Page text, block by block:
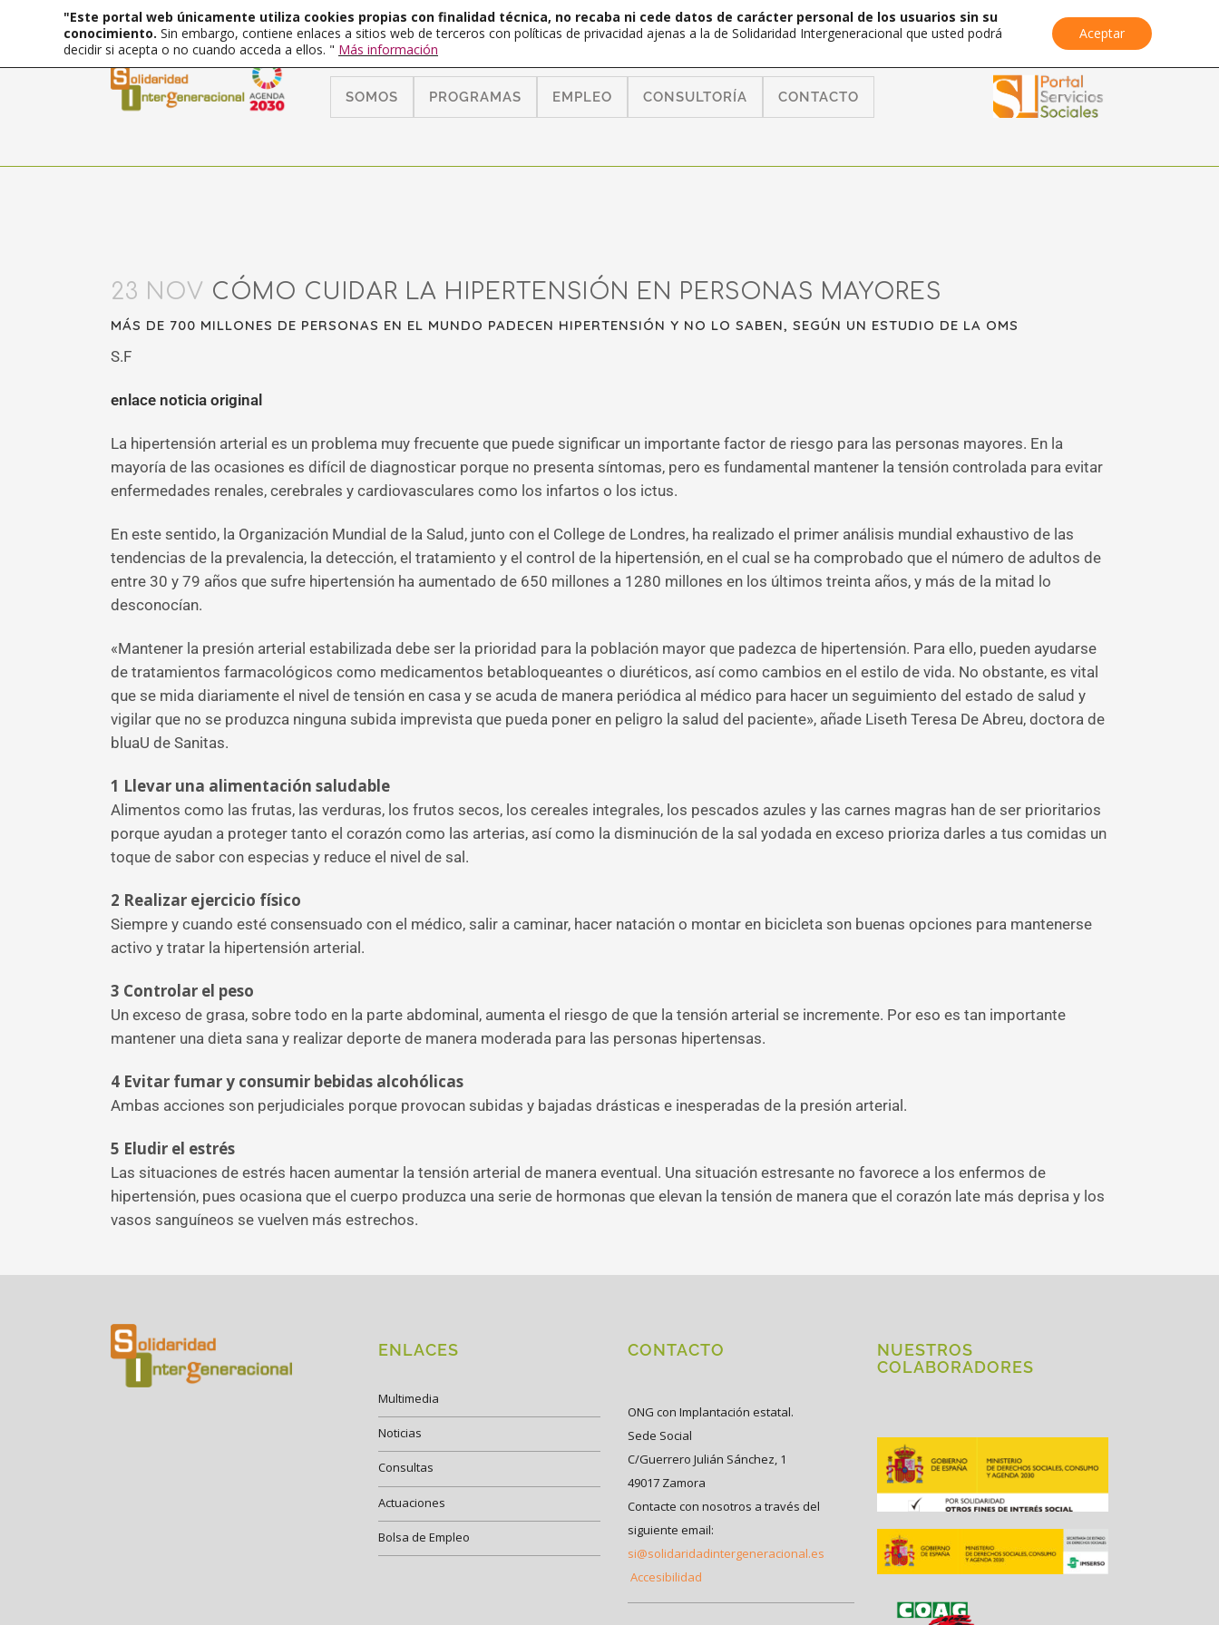
SOMOS PROGRAMAS EMPLEO CONSULTORÍA CONTACTO
23 NOV CÓMO CUIDAR LA HIPERTENSIÓN EN PERSONAS MAYORES
MÁS DE 700 MILLONES DE PERSONAS EN EL MUNDO PADECEN HIPERTENSIÓN Y NO LO SABEN, SEGÚN UN ESTUDIO DE LA OMS
S.F
enlace noticia original
La hipertensión arterial es un problema muy frecuente que puede significar un importante factor de riesgo para las personas mayores. En la
mayoría de las ocasiones es difícil de diagnosticar porque no presenta síntomas, pero es fundamental mantener la tensión controlada para evitar
enfermedades renales, cerebrales y cardiovasculares como los infartos o los ictus.
En este sentido, la Organización Mundial de la Salud, junto con el College de Londres, ha realizado el primer análisis mundial exhaustivo de las
tendencias de la prevalencia, la detección, el tratamiento y el control de la hipertensión, en el cual se ha comprobado que el número de adultos de
entre 30 y 79 años que sufre hipertensión ha aumentado de 650 millones a 1280 millones en los últimos treinta años, y más de la mitad lo
desconocían.
«Mantener la presión arterial estabilizada debe ser la prioridad para la población mayor que padezca de hipertensión. Para ello, pueden ayudarse
de tratamientos farmacológicos como medicamentos betabloqueantes o diuréticos, así como cambios en el estilo de vida. No obstante, es vital
que se mida diariamente el nivel de tensión en casa y se acuda de manera periódica al médico para hacer un seguimiento del estado de salud y
vigilar que no se produzca ninguna subida imprevista que pueda poner en peligro la salud del paciente», añade Liseth Teresa De Abreu, doctora de
bluaU de Sanitas.
1 Llevar una alimentación saludable
Alimentos como las frutas, las verduras, los frutos secos, los cereales integrales, los pescados azules y las carnes magras han de ser prioritarios
porque ayudan a proteger tanto el corazón como las arterias, así como la disminución de la sal yodada en exceso prioriza darles a tus comidas un
toque de sabor con especias y reduce el nivel de sal.
2 Realizar ejercicio físico
Siempre y cuando esté consensuado con el médico, salir a caminar, hacer natación o montar en bicicleta son buenas opciones para mantenerse
activo y tratar la hipertensión arterial.
3 Controlar el peso
Un exceso de grasa, sobre todo en la parte abdominal, aumenta el riesgo de que la tensión arterial se incremente. Por eso es tan importante
mantener una dieta sana y realizar deporte de manera moderada para las personas hipertensas.
4 Evitar fumar y consumir bebidas alcohólicas
Ambas acciones son perjudiciales porque provocan subidas y bajadas drásticas e inesperadas de la presión arterial.
5 Eludir el estrés
Las situaciones de estrés hacen aumentar la tensión arterial de manera eventual. Una situación estresante no favorece a los enfermos de
hipertensión, pues ocasiona que el cuerpo produzca una serie de hormonas que elevan la tensión de manera que el corazón late más deprisa y los
vasos sanguíneos se vuelven más estrechos.
ENLACES
Multimedia
Noticias
Consultas
Actuaciones
Bolsa de Empleo
CONTACTO
ONG con Implantación estatal.
Sede Social
C/Guerrero Julián Sánchez, 1
49017 Zamora
Contacte con nosotros a través del
siguiente email:
si@solidaridadintergeneracional.es
Accesibilidad
NUESTROS
COLABORADORES
"Este portal web únicamente utiliza cookies propias con finalidad técnica, no recaba ni cede datos de carácter personal de los usuarios sin su
conocimiento. Sin embargo, contiene enlaces a sitios web de terceros con políticas de privacidad ajenas a la de Solidaridad Intergeneracional que usted podrá
decidir si acepta o no cuando acceda a ellos. " Más información
Aceptar